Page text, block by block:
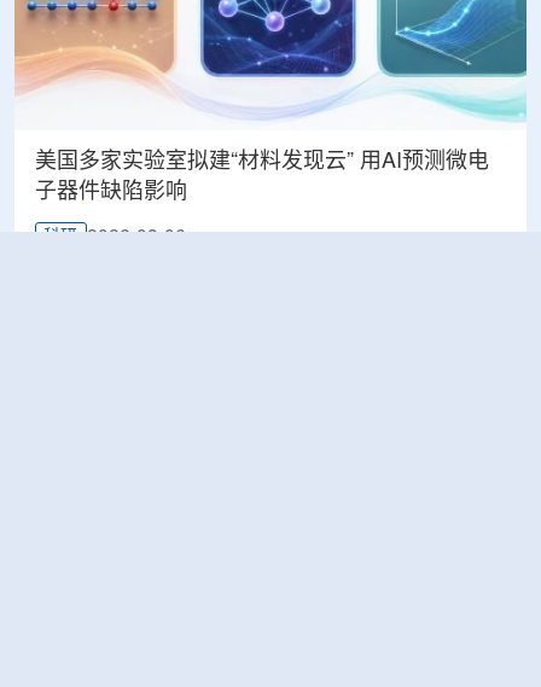
美国多家实验室拟建“材料发现云” 用AI预测微电
子器件缺陷影响
科研 2026-08-06